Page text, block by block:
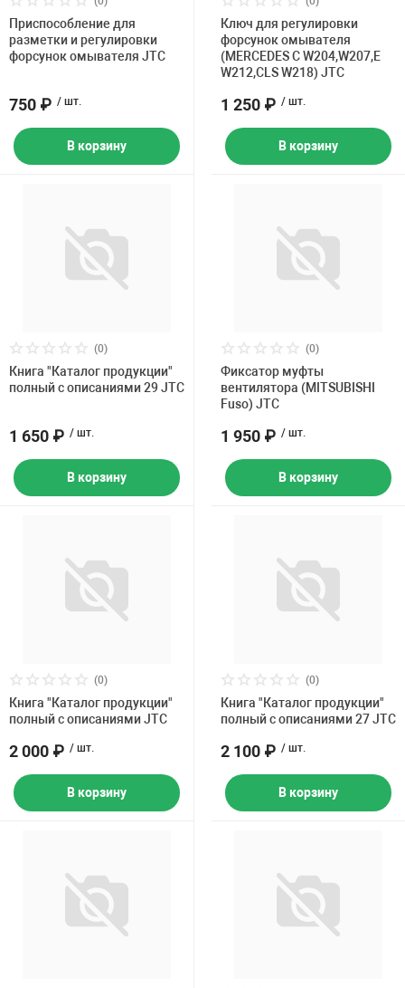
Накачка колес
Оборудование
Мотоадаптеры
Правка дисков
Разное
Инструмент
Приспособление для
разметки и регулировки
форсунок омывателя JTC
750 ₽ / шт.
В корзину
Ключ для регулировки
форсунок омывателя
(MERCEDES C W204,W207,E
W212,CLS W218) JTC
1 250 ₽ / шт.
В корзину
(0)
Книга "Каталог продукции"
полный с описаниями 29 JTC
1 650 ₽ / шт.
В корзину
(0)
Фиксатор муфты
вентилятора (MITSUBISHI
Fuso) JTC
1 950 ₽ / шт.
В корзину
(0)
Книга "Каталог продукции"
полный с описаниями JTC
2 000 ₽ / шт.
В корзину
(0)
Книга "Каталог продукции"
полный с описаниями 27 JTC
2 100 ₽ / шт.
В корзину